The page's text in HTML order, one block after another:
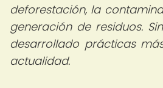
deforestación, la
generación de residuos.
desarrollado prácticas
actualidad.